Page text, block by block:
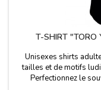
T-SHIRT "TORO
Unisexes shirts
tailles et de motifs
Perfectionnez le